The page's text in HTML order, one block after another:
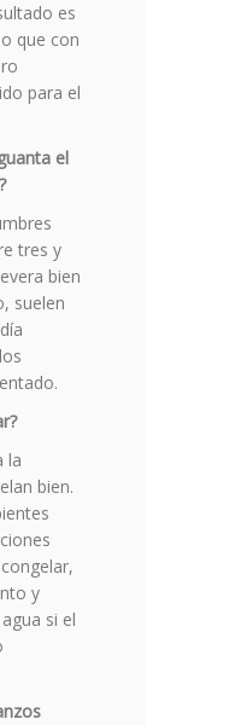
es
que con
para el
el
tres y
bien
suelen
la
bien.
y
si el